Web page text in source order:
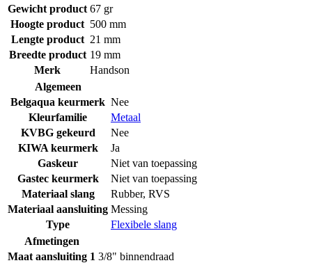
Gewicht product 67 gr
Hoogte product 500 mm
Lengte product 21 mm
Breedte product 19 mm
Merk
Handson
Algemeen
Belgaqua keurmerk Nee
Kleurfamilie
Metaal
KVBG gekeurd
Nee
KIWA keurmerk
Ja
Gaskeur
Niet van toepassing
Gastec keurmerk
Niet van toepassing
Materiaal slang
Rubber, RVS
Materiaal aansluiting Messing
Type
Flexibele slang
Afmetingen
Maat aansluiting 1 3/8" binnendraad